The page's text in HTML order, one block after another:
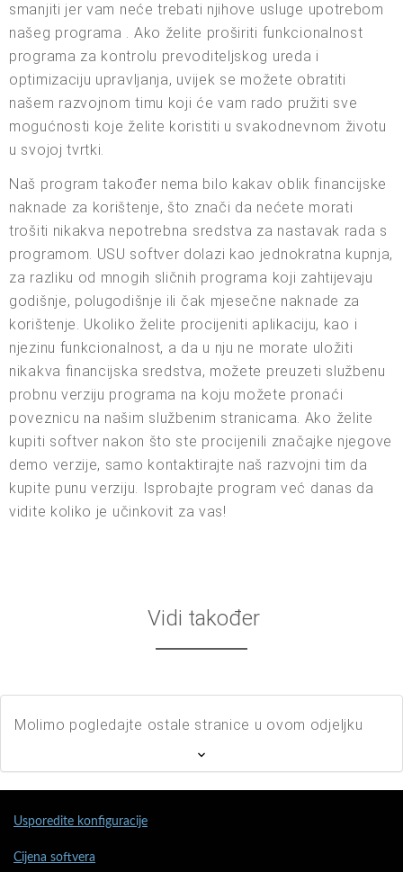
smanjiti jer vam neće trebati njihove usluge upotrebom
našeg programa . Ako želite proširiti funkcionalnost
programa za kontrolu prevoditeljskog ureda i
optimizaciju upravljanja, uvijek se možete obratiti
našem razvojnom timu koji će vam rado pružiti sve
mogućnosti koje želite koristiti u svakodnevnom životu
u svojoj tvrtki.
Naš program također nema bilo kakav oblik financijske
naknade za korištenje, što znači da nećete morati
trošiti nikakva nepotrebna sredstva za nastavak rada s
programom. USU softver dolazi kao jednokratna kupnja,
za razliku od mnogih sličnih programa koji zahtijevaju
godišnje, polugodišnje ili čak mjesečne naknade za
korištenje. Ukoliko želite procijeniti aplikaciju, kao i
njezinu funkcionalnost, a da u nju ne morate uložiti
nikakva financijska sredstva, možete preuzeti službenu
probnu verziju programa na koju možete pronaći
poveznicu na našim službenim stranicama. Ako želite
kupiti softver nakon što ste procijenili značajke njegove
demo verzije, samo kontaktirajte naš razvojni tim da
kupite punu verziju. Isprobajte program već danas da
vidite koliko je učinkovit za vas!
Vidi također
Molimo pogledajte ostale stranice u ovom odjeljku
Usporedite konfiguracije
Cijena softvera